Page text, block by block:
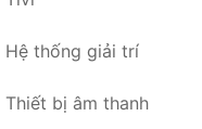
Hệ thống giải trí
Thiết bị âm thanh